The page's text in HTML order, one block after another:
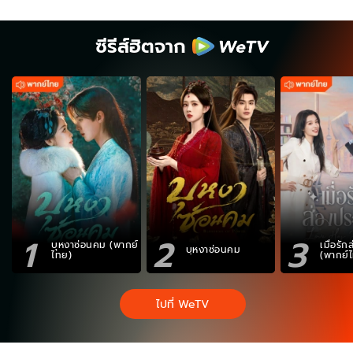
ซีรีส์ฮิตจาก
1 บุหงาซ่อนคม (พากย์
ไทย) 2 บุหงาซ่อนคม 3 เมื่อรัก
(พากย์
ไปที่ WeTV